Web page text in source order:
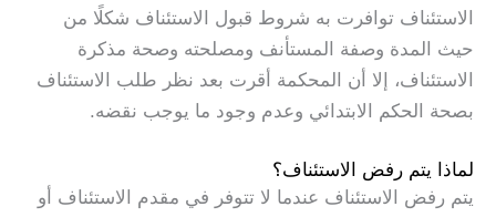
الاستئناف توافرت به شروط قبول الاستئناف شكلًا من
حيث المدة وصفة المستأنف ومصلحته وصحة مذكرة
الاستئناف، إلا أن المحكمة أقرت بعد نظر طلب الاستئناف
بصحة الحكم الابتدائي وعدم وجود ما يوجب نقضه.
لماذا يتم رفض الاستئناف؟
يتم رفض الاستئناف عندما لا تتوفر في مقدم الاستئناف أو